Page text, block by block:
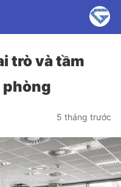
trò và tầm
phòng
5 tháng trước